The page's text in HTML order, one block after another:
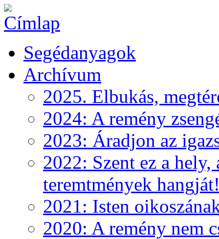
Segédanyagok
Archívum
2025. Elbukás,
2024: A remény
2023: Áradjon az
2022: Szent ez a
teremtmények
2021: Isten
2020: A remény nem